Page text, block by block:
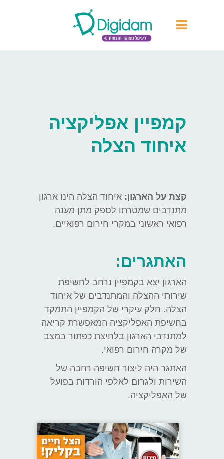
קמפיין אפליקציה
איחוד הצלה
קצת על הארגון: איחוד הצלה הינו ארגון
מתנדבים שמטרתו לספק מתן מענה
רפואי ראשוני במקרי חירום רפואיים.
האתגרים:
הארגון יצא בקמפיין נרחב לחשיפת
שירותי ההצלה והמתנדבים של איחוד
הצלה. חלק עיקרי של הקמפיין התמקד
בחשיפת האפליקציה המאפשרת קריאה
למתנדבי הארגון בלחיצת כפתור במצב
של מקרה חירום רפואי.
האתגר היה ליצור חשיפה רחבה של
השירות ולגרום לאלפי הורדות בפועל
של האפליקציה.